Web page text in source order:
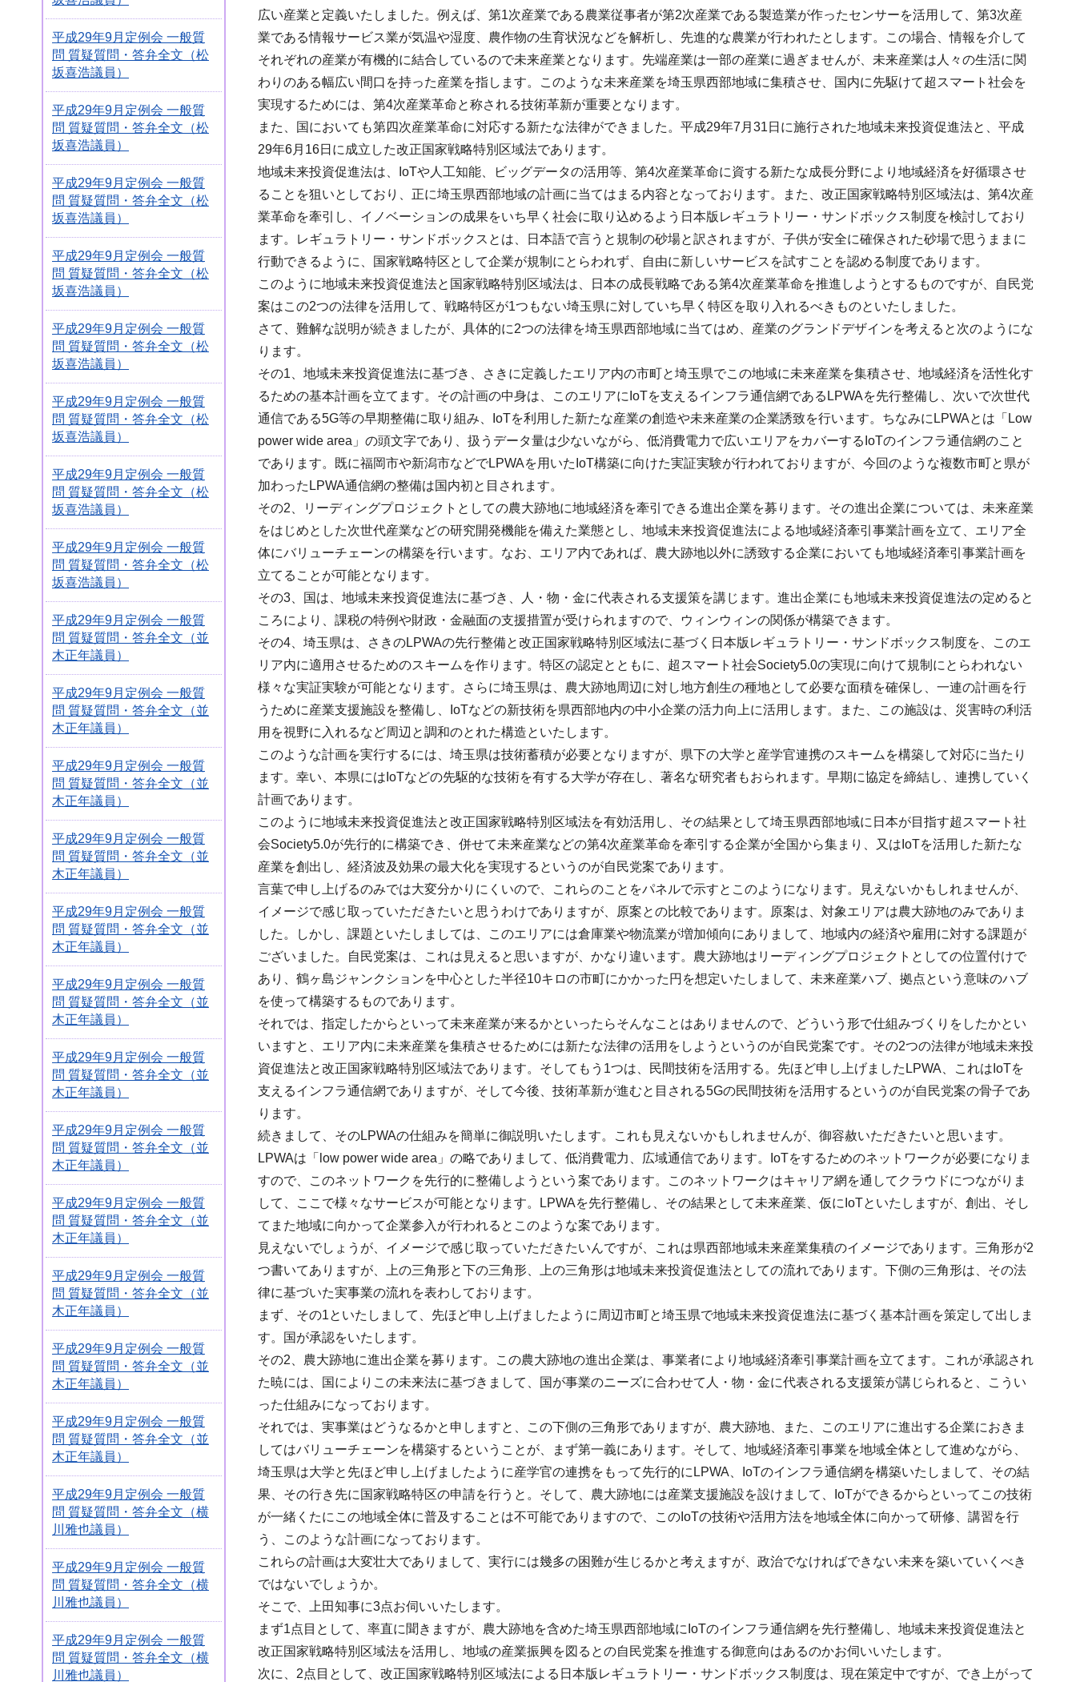
平成29年9月定例会 一般質
問 質疑質問・答弁全文（松
坂喜浩議員）
平成29年9月定例会 一般質
問 質疑質問・答弁全文（松
坂喜浩議員）
平成29年9月定例会 一般質
問 質疑質問・答弁全文（松
坂喜浩議員）
平成29年9月定例会 一般質
問 質疑質問・答弁全文（松
坂喜浩議員）
平成29年9月定例会 一般質
問 質疑質問・答弁全文（松
坂喜浩議員）
平成29年9月定例会 一般質
問 質疑質問・答弁全文（松
坂喜浩議員）
平成29年9月定例会 一般質
問 質疑質問・答弁全文（松
坂喜浩議員）
平成29年9月定例会 一般質
問 質疑質問・答弁全文（松
坂喜浩議員）
平成29年9月定例会 一般質
問 質疑質問・答弁全文（並
木正年議員）
平成29年9月定例会 一般質
問 質疑質問・答弁全文（並
木正年議員）
平成29年9月定例会 一般質
問 質疑質問・答弁全文（並
木正年議員）
平成29年9月定例会 一般質
問 質疑質問・答弁全文（並
木正年議員）
平成29年9月定例会 一般質
問 質疑質問・答弁全文（並
木正年議員）
平成29年9月定例会 一般質
問 質疑質問・答弁全文（並
木正年議員）
平成29年9月定例会 一般質
問 質疑質問・答弁全文（並
木正年議員）
平成29年9月定例会 一般質
問 質疑質問・答弁全文（並
木正年議員）
平成29年9月定例会 一般質
問 質疑質問・答弁全文（並
木正年議員）
平成29年9月定例会 一般質
問 質疑質問・答弁全文（並
木正年議員）
平成29年9月定例会 一般質
問 質疑質問・答弁全文（並
木正年議員）
平成29年9月定例会 一般質
問 質疑質問・答弁全文（並
木正年議員）
平成29年9月定例会 一般質
問 質疑質問・答弁全文（横
川雅也議員）
平成29年9月定例会 一般質
問 質疑質問・答弁全文（横
川雅也議員）
平成29年9月定例会 一般質
問 質疑質問・答弁全文（横
川雅也議員）
広い産業と定義いたしました。例えば、第1次産業である農業従事者が第2次産業である製造業が作ったセンサーを活用して、第3次産
業である情報サービス業が気温や湿度、農作物の生育状況などを解析し、先進的な農業が行われたとします。この場合、情報を介して
それぞれの産業が有機的に結合しているので未来産業となります。先端産業は一部の産業に過ぎませんが、未来産業は人々の生活に関
わりのある幅広い間口を持った産業を指します。このような未来産業を埼玉県西部地域に集積させ、国内に先駆けて超スマート社会を
実現するためには、第4次産業革命と称される技術革新が重要となります。
また、国においても第四次産業革命に対応する新たな法律ができました。平成29年7月31日に施行された地域未来投資促進法と、平成
29年6月16日に成立した改正国家戦略特別区域法であります。
地域未来投資促進法は、IoTや人工知能、ビッグデータの活用等、第4次産業革命に資する新たな成長分野により地域経済を好循環させ
ることを狙いとしており、正に埼玉県西部地域の計画に当てはまる内容となっております。また、改正国家戦略特別区域法は、第4次産
業革命を牽引し、イノベーションの成果をいち早く社会に取り込めるよう日本版レギュラトリー・サンドボックス制度を検討しており
ます。レギュラトリー・サンドボックスとは、日本語で言うと規制の砂場と訳されますが、子供が安全に確保された砂場で思うままに
行動できるように、国家戦略特区として企業が規制にとらわれず、自由に新しいサービスを試すことを認める制度であります。
このように地域未来投資促進法と国家戦略特別区域法は、日本の成長戦略である第4次産業革命を推進しようとするものですが、自民党
案はこの2つの法律を活用して、戦略特区が1つもない埼玉県に対していち早く特区を取り入れるべきものといたしました。
さて、難解な説明が続きましたが、具体的に2つの法律を埼玉県西部地域に当てはめ、産業のグランドデザインを考えると次のようにな
ります。
その1、地域未来投資促進法に基づき、さきに定義したエリア内の市町と埼玉県でこの地域に未来産業を集積させ、地域経済を活性化す
るための基本計画を立てます。その計画の中身は、このエリアにIoTを支えるインフラ通信網であるLPWAを先行整備し、次いで次世代
通信である5G等の早期整備に取り組み、IoTを利用した新たな産業の創造や未来産業の企業誘致を行います。ちなみにLPWAとは「Low
power wide area」の頭文字であり、扱うデータ量は少ないながら、低消費電力で広いエリアをカバーするIoTのインフラ通信網のこと
であります。既に福岡市や新潟市などでLPWAを用いたIoT構築に向けた実証実験が行われておりますが、今回のような複数市町と県が
加わったLPWA通信網の整備は国内初と目されます。
その2、リーディングプロジェクトとしての農大跡地に地域経済を牽引できる進出企業を募ります。その進出企業については、未来産業
をはじめとした次世代産業などの研究開発機能を備えた業態とし、地域未来投資促進法による地域経済牽引事業計画を立て、エリア全
体にバリューチェーンの構築を行います。なお、エリア内であれば、農大跡地以外に誘致する企業においても地域経済牽引事業計画を
立てることが可能となります。
その3、国は、地域未来投資促進法に基づき、人・物・金に代表される支援策を講じます。進出企業にも地域未来投資促進法の定めると
ころにより、課税の特例や財政・金融面の支援措置が受けられますので、ウィンウィンの関係が構築できます。
その4、埼玉県は、さきのLPWAの先行整備と改正国家戦略特別区域法に基づく日本版レギュラトリー・サンドボックス制度を、このエ
リア内に適用させるためのスキームを作ります。特区の認定とともに、超スマート社会Society5.0の実現に向けて規制にとらわれない
様々な実証実験が可能となります。さらに埼玉県は、農大跡地周辺に対し地方創生の種地として必要な面積を確保し、一連の計画を行
うために産業支援施設を整備し、IoTなどの新技術を県西部地内の中小企業の活力向上に活用します。また、この施設は、災害時の利活
用を視野に入れるなど周辺と調和のとれた構造といたします。
このような計画を実行するには、埼玉県は技術蓄積が必要となりますが、県下の大学と産学官連携のスキームを構築して対応に当たり
ます。幸い、本県にはIoTなどの先駆的な技術を有する大学が存在し、著名な研究者もおられます。早期に協定を締結し、連携していく
計画であります。
このように地域未来投資促進法と改正国家戦略特別区域法を有効活用し、その結果として埼玉県西部地域に日本が目指す超スマート社
会Society5.0が先行的に構築でき、併せて未来産業などの第4次産業革命を牽引する企業が全国から集まり、又はIoTを活用した新たな
産業を創出し、経済波及効果の最大化を実現するというのが自民党案であります。
言葉で申し上げるのみでは大変分かりにくいので、これらのことをパネルで示すとこのようになります。見えないかもしれませんが、
イメージで感じ取っていただきたいと思うわけでありますが、原案との比較であります。原案は、対象エリアは農大跡地のみでありま
した。しかし、課題といたしましては、このエリアには倉庫業や物流業が増加傾向にありまして、地域内の経済や雇用に対する課題が
ございました。自民党案は、これは見えると思いますが、かなり違います。農大跡地はリーディングプロジェクトとしての位置付けで
あり、鶴ヶ島ジャンクションを中心とした半径10キロの市町にかかった円を想定いたしまして、未来産業ハブ、拠点という意味のハブ
を使って構築するものであります。
それでは、指定したからといって未来産業が来るかといったらそんなことはありませんので、どういう形で仕組みづくりをしたかとい
いますと、エリア内に未来産業を集積させるためには新たな法律の活用をしようというのが自民党案です。その2つの法律が地域未来投
資促進法と改正国家戦略特別区域法であります。そしてもう1つは、民間技術を活用する。先ほど申し上げましたLPWA、これはIoTを
支えるインフラ通信網でありますが、そして今後、技術革新が進むと目される5Gの民間技術を活用するというのが自民党案の骨子であ
ります。
続きまして、そのLPWAの仕組みを簡単に御説明いたします。これも見えないかもしれませんが、御容赦いただきたいと思います。
LPWAは「low power wide area」の略でありまして、低消費電力、広域通信であります。IoTをするためのネットワークが必要になりま
すので、このネットワークを先行的に整備しようという案であります。このネットワークはキャリア網を通してクラウドにつながりま
して、ここで様々なサービスが可能となります。LPWAを先行整備し、その結果として未来産業、仮にIoTといたしますが、創出、そし
てまた地域に向かって企業参入が行われるとこのような案であります。
見えないでしょうが、イメージで感じ取っていただきたいんですが、これは県西部地域未来産業集積のイメージであります。三角形が2
つ書いてありますが、上の三角形と下の三角形、上の三角形は地域未来投資促進法としての流れであります。下側の三角形は、その法
律に基づいた実事業の流れを表わしております。
まず、その1といたしまして、先ほど申し上げましたように周辺市町と埼玉県で地域未来投資促進法に基づく基本計画を策定して出しま
す。国が承認をいたします。
その2、農大跡地に進出企業を募ります。この農大跡地の進出企業は、事業者により地域経済牽引事業計画を立てます。これが承認され
た暁には、国によりこの未来法に基づきまして、国が事業のニーズに合わせて人・物・金に代表される支援策が講じられると、こうい
った仕組みになっております。
それでは、実事業はどうなるかと申しますと、この下側の三角形でありますが、農大跡地、また、このエリアに進出する企業におきま
してはバリューチェーンを構築するということが、まず第一義にあります。そして、地域経済牽引事業を地域全体として進めながら、
埼玉県は大学と先ほど申し上げましたように産学官の連携をもって先行的にLPWA、IoTのインフラ通信網を構築いたしまして、その結
果、その行き先に国家戦略特区の申請を行うと。そして、農大跡地には産業支援施設を設けまして、IoTができるからといってこの技術
が一緒くたにこの地域全体に普及することは不可能でありますので、このIoTの技術や活用方法を地域全体に向かって研修、講習を行
う、このような計画になっております。
これらの計画は大変壮大でありまして、実行には幾多の困難が生じるかと考えますが、政治でなければできない未来を築いていくべき
ではないでしょうか。
そこで、上田知事に3点お伺いいたします。
まず1点目として、率直に聞きますが、農大跡地を含めた埼玉県西部地域にIoTのインフラ通信網を先行整備し、地域未来投資促進法と
改正国家戦略特別区域法を活用し、地域の産業振興を図るとの自民党案を推進する御意向はあるのかお伺いいたします。
次に、2点目として、改正国家戦略特別区域法による日本版レギュラトリー・サンドボックス制度は、現在策定中ですが、でき上がって